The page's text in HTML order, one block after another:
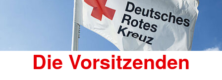
Die Vorsitzenden